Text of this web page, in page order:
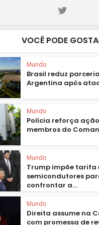
VOCÊ PODE
Mundo
Brasil reduz
Argentina após
Mundo
Polícia reforça
membros do
Mundo
Trump impõe tarifa
semicondutores
confrontar a...
Mundo
Direita assume na
com promessa de